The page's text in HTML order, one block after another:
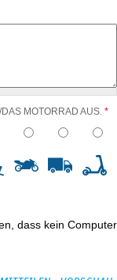
MOTORRAD AUS. *
dass kein Computer